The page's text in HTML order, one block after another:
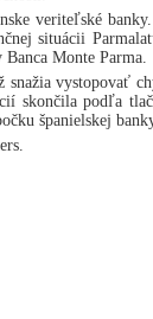
veriteľské
situácii
Banca Monte Parma.
snažia vystopovať
skončila podľa
španielskej